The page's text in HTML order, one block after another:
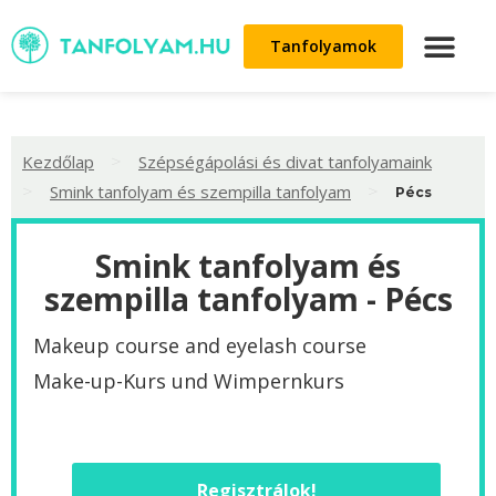
Tanfolyamok
Kezdőlap Szépségápolási és divat tanfolyamaink
Smink tanfolyam és szempilla tanfolyam Pécs
Smink tanfolyam és
szempilla tanfolyam - Pécs
Makeup course and eyelash course
Make-up-Kurs und Wimpernkurs
Regisztrálok!